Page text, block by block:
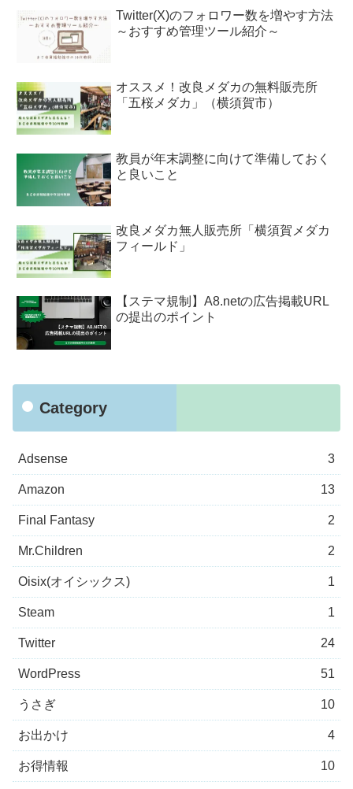
Twitter(X)のフォロワー数を増やす方法
～おすすめ管理ツール紹介～
オススメ！改良メダカの無料販売所
「五桜メダカ」（横須賀市）
教員が年末調整に向けて準備しておく
と良いこと
改良メダカ無人販売所「横須賀メダカ
フィールド」
【ステマ規制】A8.netの広告掲載URL
の提出のポイント
Category
Adsense 3
Amazon 13
Final Fantasy 2
Mr.Children 2
Oisix(オイシックス) 1
Steam 1
Twitter 24
WordPress 51
うさぎ 10
お出かけ 4
お得情報 10